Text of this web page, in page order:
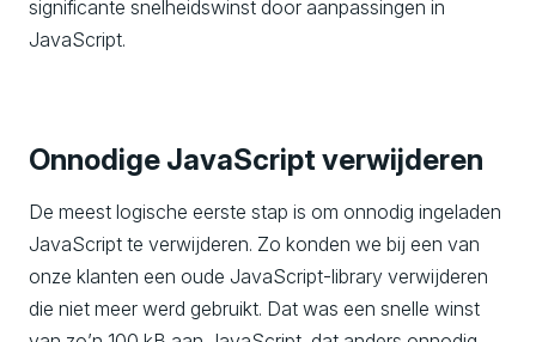
significante snelheidswinst door aanpassingen in
JavaScript.
Onnodige JavaScript verwijderen
De meest logische eerste stap is om onnodig ingeladen
JavaScript te verwijderen. Zo konden we bij een van
onze klanten een oude JavaScript-library verwijderen
die niet meer werd gebruikt. Dat was een snelle winst